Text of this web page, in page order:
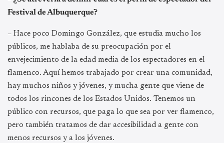
Festival de Albuquerque?
– Hace poco Domingo González, que estudia mucho los
públicos, me hablaba de su preocupación por el
envejecimiento de la edad media de los espectadores en el
flamenco. Aquí hemos trabajado por crear una comunidad,
hay muchos niños y jóvenes, y mucha gente que viene de
todos los rincones de los Estados Unidos. Tenemos un
público con recursos, que paga lo que sea por ver flamenco,
pero también tratamos de dar accesibilidad a gente con
menos recursos y a los jóvenes.